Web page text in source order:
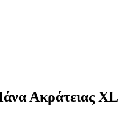
Ακράτειας XL